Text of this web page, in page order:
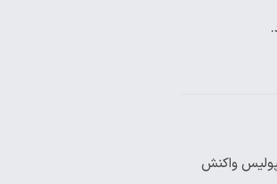
واکنش